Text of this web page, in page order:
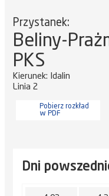
Przystanek:
Beliny-
PKS
Kierunek: Idalin
Linia 2
Pobierz rozkład
w PDF
Dni